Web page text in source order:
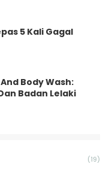
5 Kali Gagal
Body Wash:
Badan Lelaki
(19)